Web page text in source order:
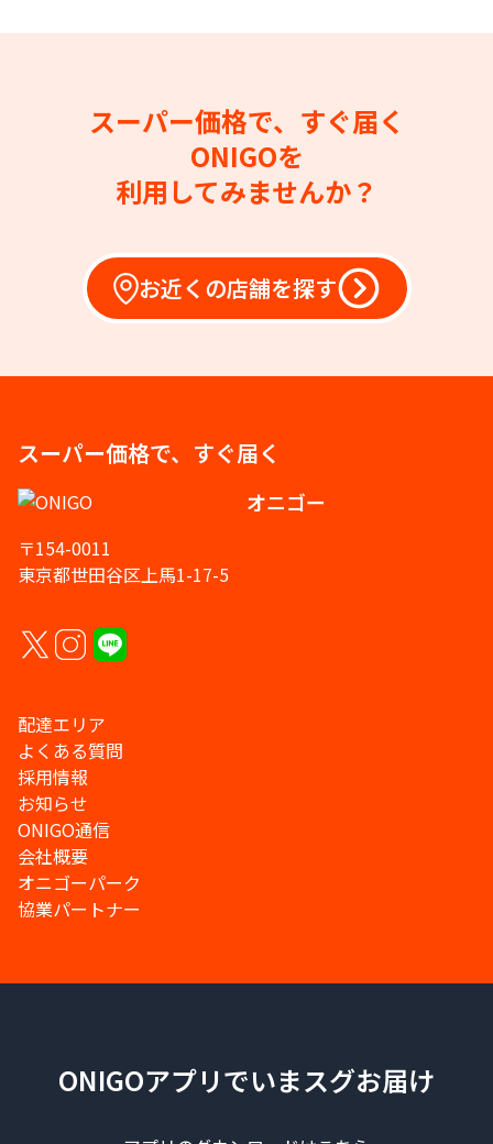
スーパー価格で、すぐ届く
ONIGOを
利用してみませんか？
お近くの店舗を探す
スーパー価格で、すぐ届く
オニゴー
〒154-0011
東京都世田谷区上馬1-17-5
配達エリア
よくある質問
採用情報
お知らせ
ONIGO通信
会社概要
オニゴーパーク
協業パートナー
ONIGOアプリでいまスグお届け